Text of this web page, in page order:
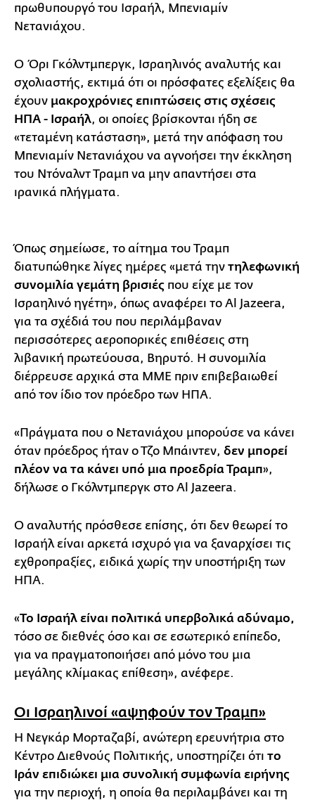
πρωθυπουργό του Ισραήλ, Μπενιαμίν
Νετανιάχου.
Ο Όρι Γκόλντμπεργκ, Ισραηλινός αναλυτής και
σχολιαστής, εκτιμά ότι οι πρόσφατες εξελίξεις θα
έχουν μακροχρόνιες επιπτώσεις στις σχέσεις
ΗΠΑ - Ισραήλ, οι οποίες βρίσκονται ήδη σε
«τεταμένη κατάσταση», μετά την απόφαση του
Μπενιαμίν Νετανιάχου να αγνοήσει την έκκληση
του Ντόναλντ Τραμπ να μην απαντήσει στα
ιρανικά πλήγματα.
Όπως σημείωσε, το αίτημα του Τραμπ
διατυπώθηκε λίγες ημέρες «μετά την τηλεφωνική
συνομιλία γεμάτη βρισιές που είχε με τον
Ισραηλινό ηγέτη», όπως αναφέρει το Al Jazeera,
για τα σχέδιά του που περιλάμβαναν
περισσότερες αεροπορικές επιθέσεις στη
λιβανική πρωτεύουσα, Βηρυτό. Η συνομιλία
διέρρευσε αρχικά στα ΜΜΕ πριν επιβεβαιωθεί
από τον ίδιο τον πρόεδρο των ΗΠΑ.
«Πράγματα που ο Νετανιάχου μπορούσε να κάνει
όταν πρόεδρος ήταν ο Τζο Μπάιντεν, δεν μπορεί
πλέον να τα κάνει υπό μια προεδρία Τραμπ»,
δήλωσε ο Γκόλντμπεργκ στο Al Jazeera.
Ο αναλυτής πρόσθεσε επίσης, ότι δεν θεωρεί το
Ισραήλ είναι αρκετά ισχυρό για να ξαναρχίσει τις
εχθροπραξίες, ειδικά χωρίς την υποστήριξη των
ΗΠΑ.
«Το Ισραήλ είναι πολιτικά υπερβολικά αδύναμο,
τόσο σε διεθνές όσο και σε εσωτερικό επίπεδο,
για να πραγματοποιήσει από μόνο του μια
μεγάλης κλίμακας επίθεση», ανέφερε.
Οι Ισραηλινοί «αψηφούν τον Τραμπ»
Η Νεγκάρ Μορταζαβί, ανώτερη ερευνήτρια στο
Κέντρο Διεθνούς Πολιτικής, υποστηρίζει ότι το
Ιράν επιδιώκει μια συνολική συμφωνία ειρήνης
για την περιοχή, η οποία θα περιλαμβάνει και τη